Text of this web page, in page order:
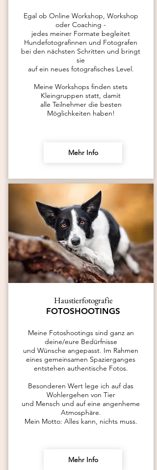
Egal ob Online Workshop, Workshop
oder Coaching -
jedes meiner Formate begleitet
Hundefotografinnen und Fotografen
bei den nächsten Schritten und bringt
sie
auf ein neues fotografisches Level.
Meine Workshops finden stets
Kleingruppen statt, damit
alle Teilnehmer die besten
Möglichkeiten haben!
Mehr Info
Haustierfotografie
FOTOSHOOTINGS
Meine Fotoshootings sind ganz an
deine/eure Bedürfnisse
und Wünsche angepasst. Im Rahmen
eines gemeinsamen Spazierganges
entstehen authentische Fotos.
Besonderen Wert lege ich aufdas
Wohlergehen von Tier
und Mensch und auf eine angenheme
Atmosphäre.
Mein Motto: Alles kann, nichts muss.
Mehr Info